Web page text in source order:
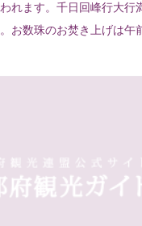
れます。千日回峰行大行
お数珠のお焚き上げは午